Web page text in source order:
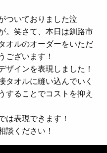
ついておりました泣
。笑さて、本日は釧路市
オルのオーダーをいただ
ございます！
ザインを表現しました！
タオルに縫い込んでいく
することでコストを抑え
は表現できます！
談ください！